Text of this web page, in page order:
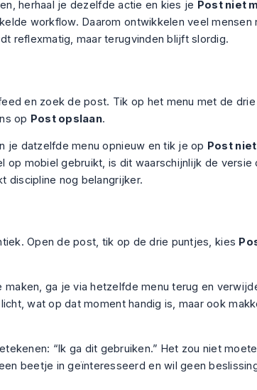
herhaal je dezelfde actie en kies je Post niet
workflow. Daarom ontwikkelen veel mensen
reflexmatig, maar terugvinden blijft slordig.
en zoek de post. Tik op het menu met de
op Post opslaan.
je datzelfde menu opnieuw en tik je op Post
op mobiel gebruikt, is dit waarschijnlijk de versie
discipline nog belangrijker.
Open de post, tik op de drie puntjes, kies
maken, ga je via hetzelfde menu terug en
wat op dat moment handig is, maar ook
“Ik ga dit gebruiken.” Het zou niet
beetje in geïnteresseerd en wil geen